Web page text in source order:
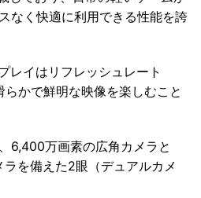
なく快適に利用できる性能を誇
レイはリフレッシュレート
かで鮮明な映像を楽しむこと
6,400万画素の広角カメラと
を備えた2眼（デュアルカメ